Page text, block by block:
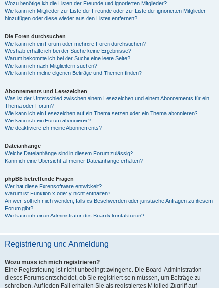
Wozu benötige ich die Listen der Freunde und ignorierten Mitglieder?
Wie kann ich Mitglieder zur Liste der Freunde oder zur Liste der ignorierten Mitglieder
hinzufügen oder diese wieder aus den Listen entfernen?
Die Foren durchsuchen
Wie kann ich ein Forum oder mehrere Foren durchsuchen?
Weshalb erhalte ich bei der Suche keine Ergebnisse?
Warum bekomme ich bei der Suche eine leere Seite?
Wie kann ich nach Mitgliedern suchen?
Wie kann ich meine eigenen Beiträge und Themen finden?
Abonnements und Lesezeichen
Was ist der Unterschied zwischen einem Lesezeichen und einem Abonnements für ein
Thema oder Forum?
Wie kann ich ein Lesezeichen auf ein Thema setzen oder ein Thema abonnieren?
Wie kann ich ein Forum abonnieren?
Wie deaktiviere ich meine Abonnements?
Dateianhänge
Welche Dateianhänge sind in diesem Forum zulässig?
Kann ich eine Übersicht all meiner Dateianhänge erhalten?
phpBB betreffende Fragen
Wer hat diese Forensoftware entwickelt?
Warum ist Funktion x oder y nicht enthalten?
An wen soll ich mich wenden, falls es Beschwerden oder juristische Anfragen zu diesem
Forum gibt?
Wie kann ich einen Administrator des Boards kontaktieren?
Registrierung und Anmeldung
Wozu muss ich mich registrieren?
Eine Registrierung ist nicht unbedingt zwingend. Die Board-Administration
dieses Forums entscheidet, ob Sie registriert sein müssen, um Beiträge zu
schreiben. Auf jeden Fall erhalten Sie als registriertes Mitglied Zugriff auf